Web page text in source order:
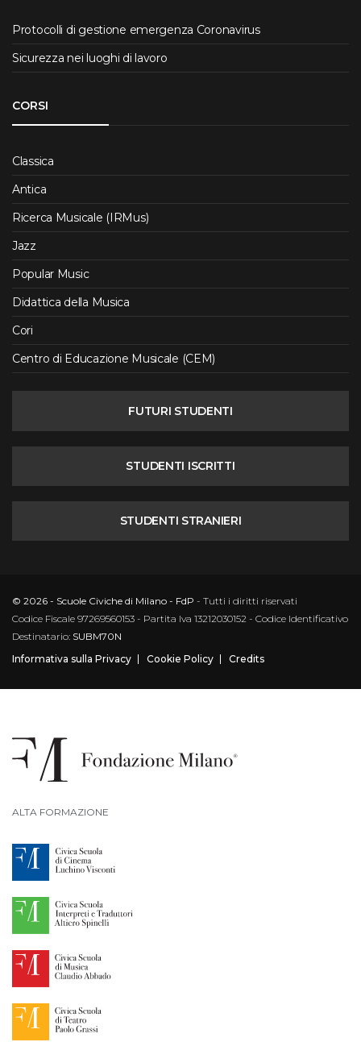
Protocolli di gestione emergenza Coronavirus
Sicurezza nei luoghi di lavoro
CORSI
Classica
Antica
Ricerca Musicale (IRMus)
Jazz
Popular Music
Didattica della Musica
Cori
Centro di Educazione Musicale (CEM)
FUTURI STUDENTI
STUDENTI ISCRITTI
STUDENTI STRANIERI
© 2026 - Scuole Civiche di Milano - FdP - Tutti i diritti riservati
Codice Fiscale 97269560153 - Partita Iva 13212030152 - Codice Identificativo
Destinatario: SUBM70N
Informativa sulla Privacy
Cookie Policy Credits
ALTA FORMAZIONE